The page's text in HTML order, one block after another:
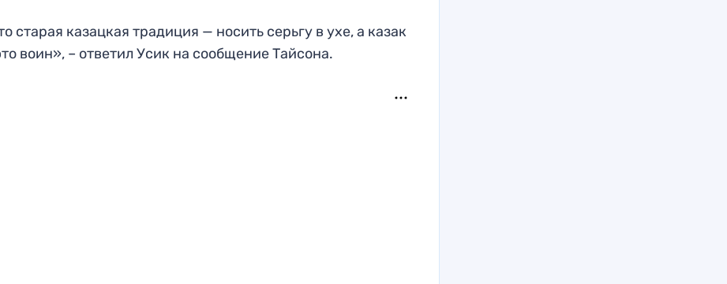
старая казацкая традиция — носить серьгу в ухе, а казак
воин», – ответил Усик на сообщение Тайсона.